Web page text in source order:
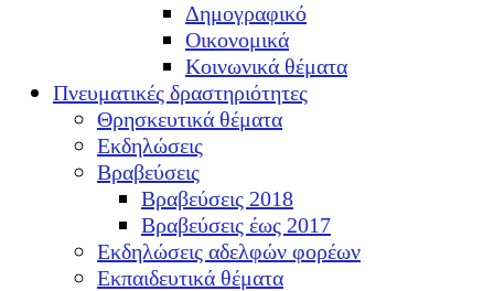
Δημογραφικό
Οικονομικά
Κοινωνικά θέματα
Πνευματικές δραστηριότητες
Θρησκευτικά θέματα
Εκδηλώσεις
Βραβεύσεις
Βραβεύσεις 2018
Βραβεύσεις έως 2017
Εκδηλώσεις αδελφών φορέων
Εκπαιδευτικά θέματα